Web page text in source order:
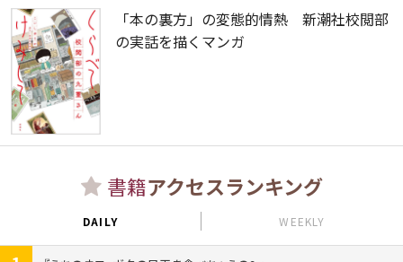
「本の裏方」の変態的情熱 新潮社校閲部
の実話を描くマンガ
書籍アクセスランキング
DAILY WEEKLY